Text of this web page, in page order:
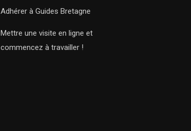
Adhérer à Guides Bretagne
Mettre une visite en ligne et
commencez à travailler !